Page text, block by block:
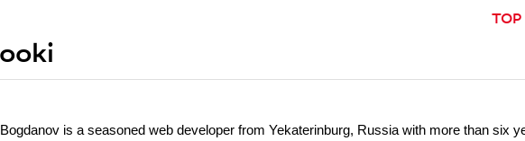
is a seasoned web developer from Yekaterinburg, Russia with more than six